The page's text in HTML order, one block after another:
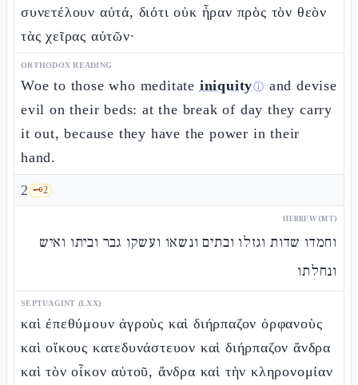
συνετέλουν αὐτά, διότι οὐκ ἦραν πρὸς τὸν θεὸν
τὰς χεῖρας αὐτῶν·
ORTHODOX READING
Woe to those who meditate iniquityⓘ and devise
evil on their beds: at the break of day they carry
it out, because they have the power in their
hand.
2 🗝️2
HEBREW (MT)
וחמדו שדות וגזלו ובתים ונשאו ועשקו גבר וביתו ואיש
ונחלתו
SEPTUAGINT (LXX)
καὶ ἐπεθύμουν ἀγροὺς καὶ διήρπαζον ὀρφανοὺς
καὶ οἴκους κατεδυνάστευον καὶ διήρπαζον ἄνδρα
καὶ τὸν οἶκον αὐτοῦ, ἄνδρα καὶ τὴν κληρονομίαν